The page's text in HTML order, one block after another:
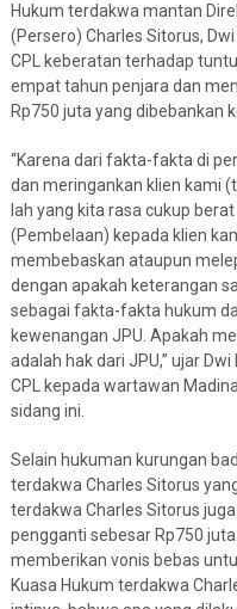
Hukum terdakwa mantan
(Persero) Charles Sitorus,
CPL keberatan terhadap
empat tahun penjara dan
Rp750 juta yang dibebankan
“Karena dari fakta-fakta di
dan meringankan klien kami
lah yang kita rasa cukup
(Pembelaan) kepada klien
membebaskan ataupun
dengan apakah keterangan
sebagai fakta-fakta hukum
kewenangan JPU. Apakah
adalah hak dari JPU,” ujar
CPL kepada wartawan
sidang ini.
Selain hukuman kurungan
terdakwa Charles Sitorus
terdakwa Charles Sitorus
pengganti sebesar Rp750
memberikan vonis bebas
Kuasa Hukum terdakwa